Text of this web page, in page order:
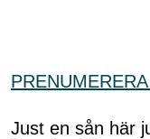
Just en sån här